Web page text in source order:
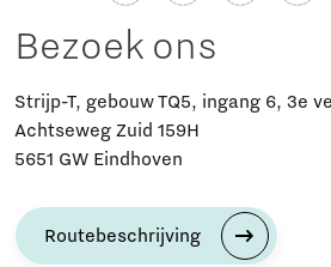
Bezoek ons
Strijp-T, gebouw TQ5, ingang 6, 3e
Achtseweg Zuid 159H
5651 GW Eindhoven
Routebeschrijving